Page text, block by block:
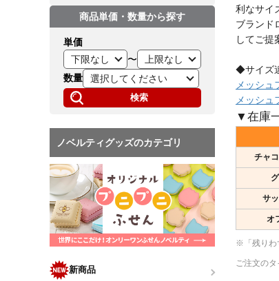
利なサイ
ブランド
してご提
◆サイズ
メッシュ
メッシュ
▼在庫
チャ
サ
オ
※「残りわ
ご注文の
商品単価・数量から探す
単価
〜
数量
検索
ノベルティグッズのカテゴリ
新商品